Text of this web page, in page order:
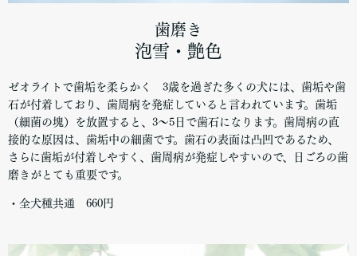
歯磨き
泡雪・艶色
ゼオライトで歯垢を柔らかく 3歳を過ぎた多くの犬には、歯垢や歯
石が付着しており、歯周病を発症していると言われています。歯垢
（細菌の塊）を放置すると、3～5日で歯石になります。歯周病の直
接的な原因は、歯垢中の細菌です。歯石の表面は凸凹であるため、
さらに歯垢が付着しやすく、歯周病が発症しやすいので、日ごろの歯
磨きがとても重要です。
・全犬種共通 660円